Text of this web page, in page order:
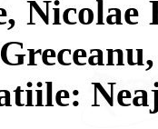
Nicolae